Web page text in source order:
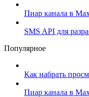
Пиар канала в
SMS API для
Популярное
Как набрать
Пиар канала в